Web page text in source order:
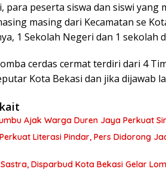
para peserta siswa dan siswi
masing dari Kecamatan se
1 Sekolah Negeri dan 1
cerdas cermat terdiri dari 4
Kota Bekasi dan jika dijawab
Ajak Warga Duren Jaya Perkuat
Perkuat Literasi Pindar, Pers Didorong
Disparbud Kota Bekasi Gelar